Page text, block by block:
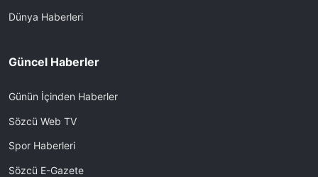
Dünya Haberleri
Güncel Haberler
Günün İçinden Haberler
Sözcü Web TV
Spor Haberleri
Sözcü E-Gazete